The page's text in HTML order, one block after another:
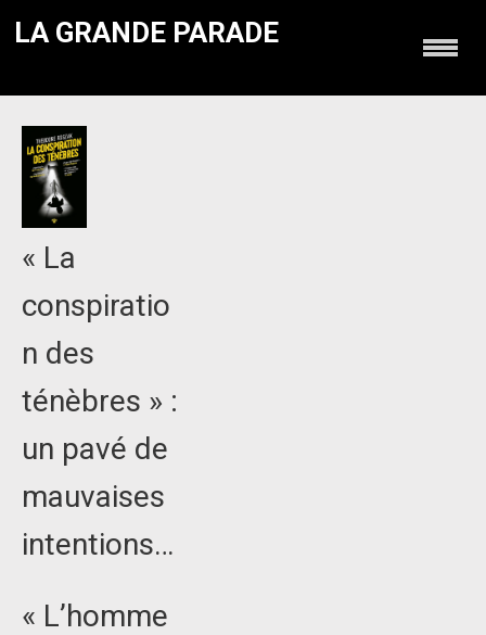
LA GRANDE PARADE
« La
conspiratio
n des
ténèbres » :
un pavé de
mauvaises
intentions…
« L’homme